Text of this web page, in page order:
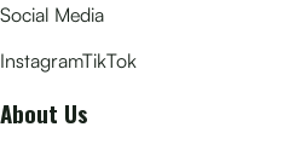
Social Media
InstagramTikTok
About Us